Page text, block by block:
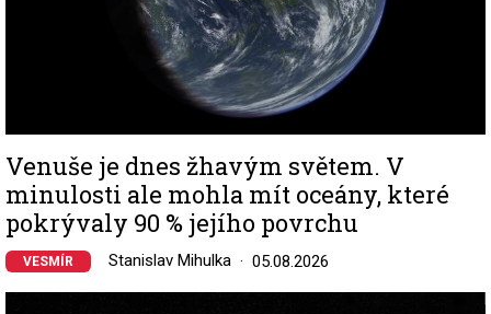
Venuše je dnes žhavým světem. V
minulosti ale mohla mít oceány, které
pokrývaly 90 % jejího povrchu
VESMÍR Stanislav Mihulka 05.08.2026